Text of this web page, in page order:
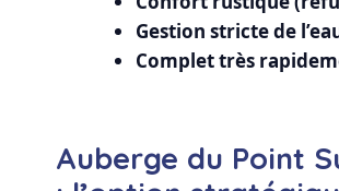
Gestion stricte de
Complet très
Auberge du Point